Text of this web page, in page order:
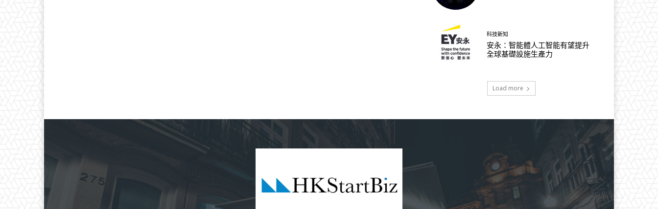
科技新知
安永：智能體人工智能有望提升
全球基礎設施生產力
Load more